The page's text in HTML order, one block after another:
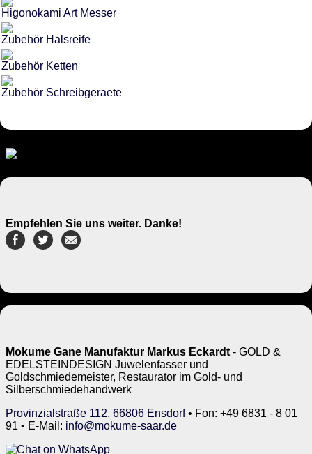
Higonokami Art Messer
Zubehör Halsreife
Zubehör Ketten
Zubehör Schreibgeraete
Empfehlen Sie uns weiter. Danke!
Mokume Gane Manufaktur Markus Eckardt - GOLD &
EDELSTEINDESIGN Juwelenfasser und
Goldschmiedemeister, Restaurator im Gold- und
Silberschmiedehandwerk
Provinzialstraße 112, 66806 Ensdorf• Fon: +49 6831 - 8 01
91 • E-Mail: info@mokume-saar.de